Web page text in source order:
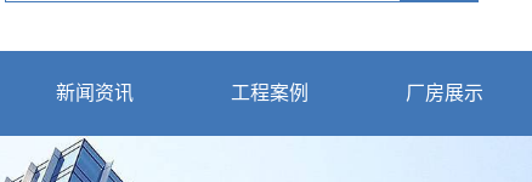
新闻资讯 工程案例 厂房展示